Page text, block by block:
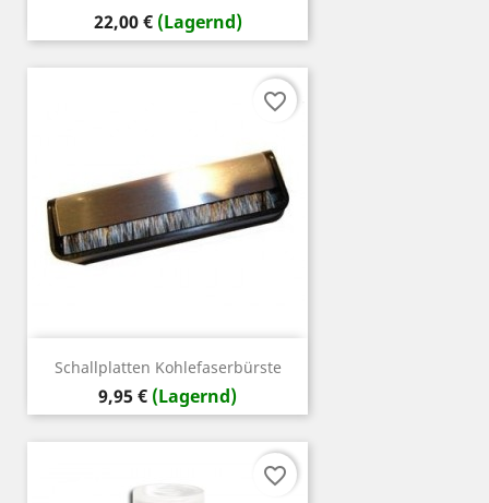
Preis
22,00 € (Lagernd)
Schallplatten Kohlefaserbürste
Preis
9,95 € (Lagernd)
favorite_border
favorite_border